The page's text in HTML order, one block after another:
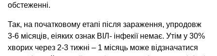
обстеженні.
Так, на початковому етапі після зараження, упродовж
3-6 місяців, еіяких ознак ВІЛ- інфекії немає. Утім у 30%
хворих через 2-3 тижні – 1 місяць може відзначатися